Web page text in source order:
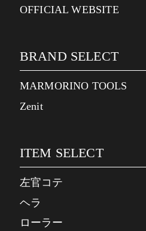
OFFICIAL WEBSITE
BRAND SELECT
MARMORINO TOOLS
Zenit
ITEM SELECT
左官コテ
ヘラ
ローラー